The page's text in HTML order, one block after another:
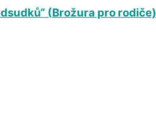
(Brožura pro rodiče)